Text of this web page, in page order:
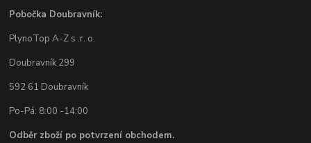
Pobočka Doubravník:
PlynoTop A-Z s .r. o.
Doubravník 299
592 61 Doubravník
Po-Pá: 8:00 -14:00
Odběr zboží po potvrzení obchodem.